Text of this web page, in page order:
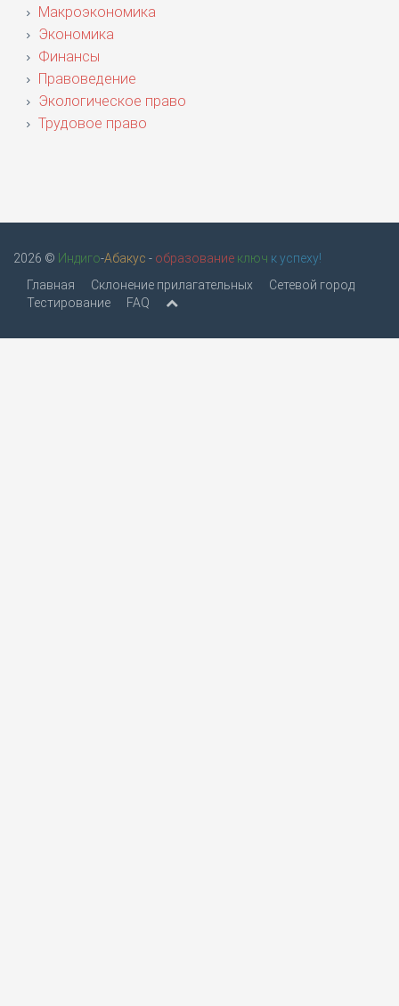
Макроэкономика
Экономика
Финансы
Правоведение
Экологическое право
Трудовое право
2026 © Индиго-Абакус - образование ключ к успеху!
Главная
Склонение прилагательных
Сетевой город
Тестирование
FAQ